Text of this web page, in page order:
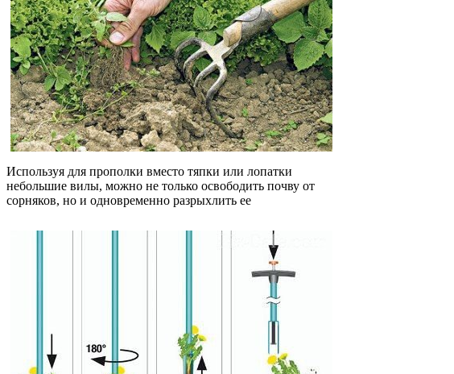
Используя для прополки вместо тяпки или лопатки
небольшие вилы, можно не только освободить почву от
сорняков, но и одновременно разрыхлить ее